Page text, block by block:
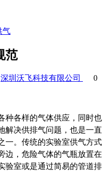
气
范
深圳沃飞科技有限公司 0
种各样的气体供应，同时也
解决供排气问题，也是一直
一。传统的实验室供气方式
边，危险气体的气瓶放置在
验室或是通过简易的管道排